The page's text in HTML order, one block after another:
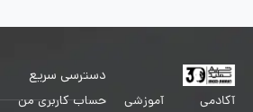
آکادمی آموزشی
دسترسی سریع
حساب کاربری من